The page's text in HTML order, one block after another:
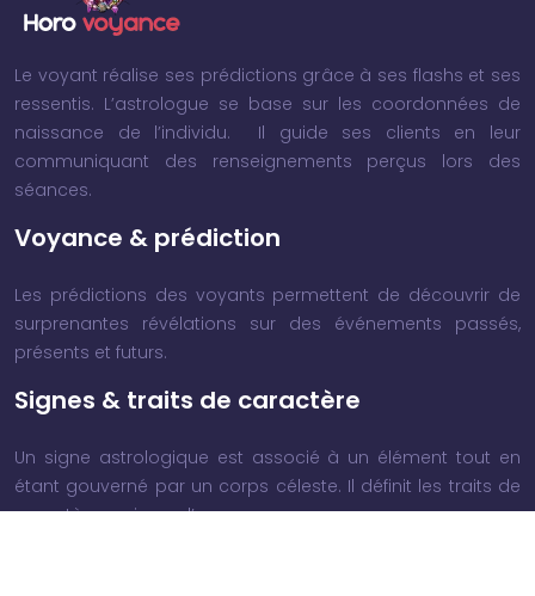
Le voyant réalise ses prédictions grâce à ses flashs et ses
ressentis. L’astrologue se base sur les coordonnées de
naissance de l’individu. Il guide ses clients en leur
communiquant des renseignements perçus lors des
séances.
Voyance & prédiction
Les prédictions des voyants permettent de découvrir de
surprenantes révélations sur des événements passés,
présents et futurs.
Signes & traits de caractère
Un signe astrologique est associé à un élément tout en
étant gouverné par un corps céleste. Il définit les traits de
caractère majeurs d’une personne.